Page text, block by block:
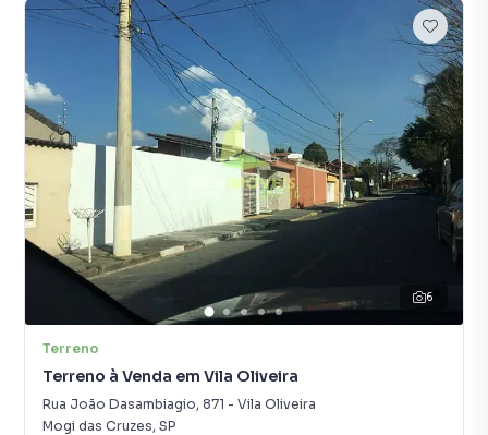
6
Terreno
Terreno à Venda em Vila Oliveira
Rua João Dasambiagio, 871 - Vila Oliveira
Mogi das Cruzes, SP